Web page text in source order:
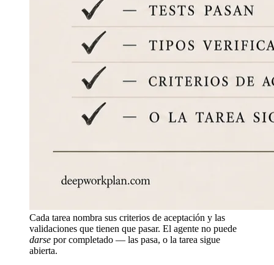
Cada tarea nombra sus criterios de aceptación y las
validaciones que tienen que pasar. El agente no puede
darse por completado — las pasa, o la tarea sigue
abierta.